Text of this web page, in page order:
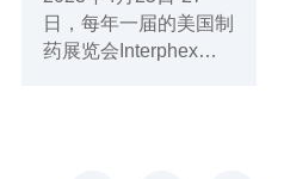
日，每年一届的美国制
药展览会Interphex在